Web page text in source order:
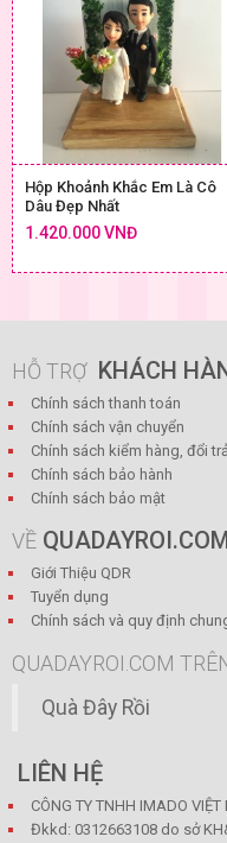
Hộp Khoảnh Khắc Em Là Cô
Dâu Đẹp Nhất
1.420.000 VNĐ
HỖ TRỢ KHÁCH
Chính sách thanh toán
Chính sách vận chuyển
Chính sách kiểm hàng, đổi
Chính sách bảo hành
Chính sách bảo mật
VỀ
Giới Thiệu QDR
Tuyển dụng
Chính sách và quy định
QUADAYROI.COM
Quà Đây Rồi
LIÊN HỆ
CÔNG TY TNHH IMADO VIỆT
Đkkd: 0312663108 do sở